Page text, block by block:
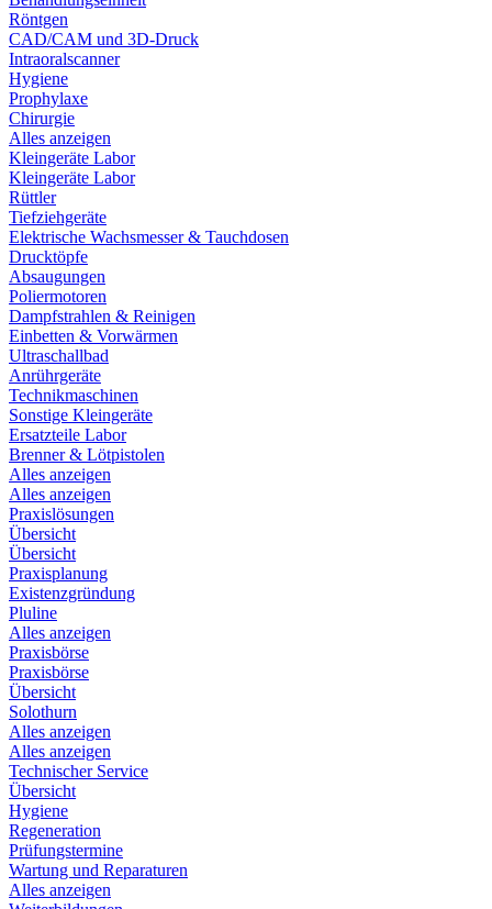
Röntgen
CAD/CAM und 3D-Druck
Intraoralscanner
Hygiene
Prophylaxe
Chirurgie
Alles anzeigen
Kleingeräte Labor
Kleingeräte Labor
Rüttler
Tiefziehgeräte
Elektrische Wachsmesser & Tauchdosen
Drucktöpfe
Absaugungen
Poliermotoren
Dampfstrahlen & Reinigen
Einbetten & Vorwärmen
Ultraschallbad
Anrührgeräte
Technikmaschinen
Sonstige Kleingeräte
Ersatzteile Labor
Brenner & Lötpistolen
Alles anzeigen
Alles anzeigen
Praxislösungen
Übersicht
Übersicht
Praxisplanung
Existenzgründung
Pluline
Alles anzeigen
Praxisbörse
Praxisbörse
Übersicht
Solothurn
Alles anzeigen
Alles anzeigen
Technischer Service
Übersicht
Hygiene
Regeneration
Prüfungstermine
Wartung und Reparaturen
Alles anzeigen